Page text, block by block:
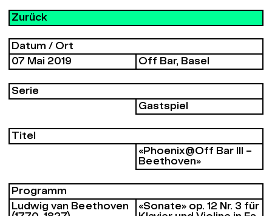
Zurück
Datum / Ort
07 Mai 2019
Off Bar, Basel
Serie
Gastspiel
Titel
«Phoenix@Off Bar III –
Beethoven»
Programm
Ludwig van Beethoven
«Sonate» op. 12 Nr. 3 für